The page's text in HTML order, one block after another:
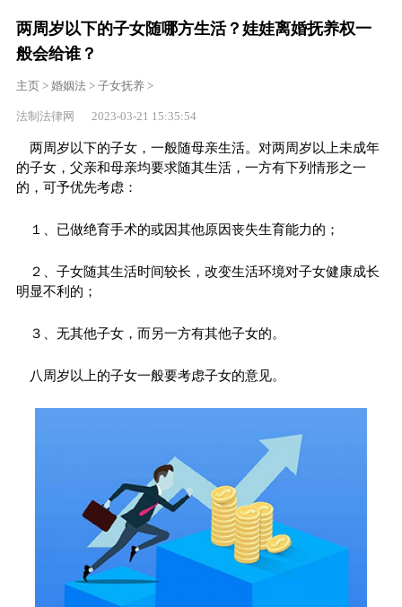
两周岁以下的子女随哪方生活？娃娃离婚抚养权一
般会给谁？
主页> 婚姻法> 子女抚养>
法制法律网 2023-03-21 15:35:54
两周岁以下的子女，一般随母亲生活。对两周岁以上未成年
的子女，父亲和母亲均要求随其生活，一方有下列情形之一
的，可予优先考虑：
１、已做绝育手术的或因其他原因丧失生育能力的；
２、子女随其生活时间较长，改变生活环境对子女健康成长
明显不利的；
３、无其他子女，而另一方有其他子女的。
八周岁以上的子女一般要考虑子女的意见。